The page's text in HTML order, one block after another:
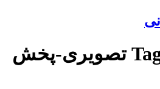
Tag Archives for تصویری-پخش